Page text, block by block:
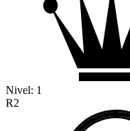
Nivel: 1
R2